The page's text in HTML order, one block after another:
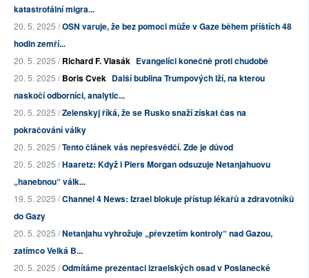
katastrofální migra...
20. 5. 2025 /OSN varuje, že bez pomoci může v Gaze během příštích 48
hodin zemří...
20. 5. 2025 /Richard F. Vlasák Evangelíci konečně proti chudobě
20. 5. 2025 /Boris Cvek Další bublina Trumpových lží, na kterou
naskočí odborníci, analytic...
20. 5. 2025 /Zelenskyj říká, že se Rusko snaží získat čas na
pokračování války
20. 5. 2025 /Tento článek vás nepřesvědčí. Zde je důvod
20. 5. 2025 /Haaretz: Když i Piers Morgan odsuzuje Netanjahuovu
„hanebnou“ válk...
19. 5. 2025 /Channel 4 News: Izrael blokuje přístup lékařů a zdravotníků
do Gazy
20. 5. 2025 /Netanjahu vyhrožuje „převzetím kontroly“ nad Gazou,
zatímco Velká B...
20. 5. 2025 /Odmítáme prezentaci izraelských osad v Poslanecké